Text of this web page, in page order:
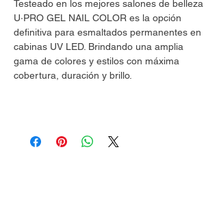
Testeado en los mejores salones de belleza
U·PRO GEL NAIL COLOR es la opción
definitiva para esmaltados permanentes en
cabinas UV LED. Brindando una amplia
gama de colores y estilos con máxima
cobertura, duración y brillo.